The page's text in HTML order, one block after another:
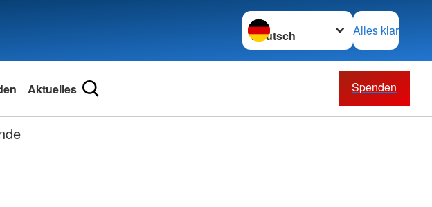
Sprache wechseln zu
Alles klar
Aktuelles Spenden